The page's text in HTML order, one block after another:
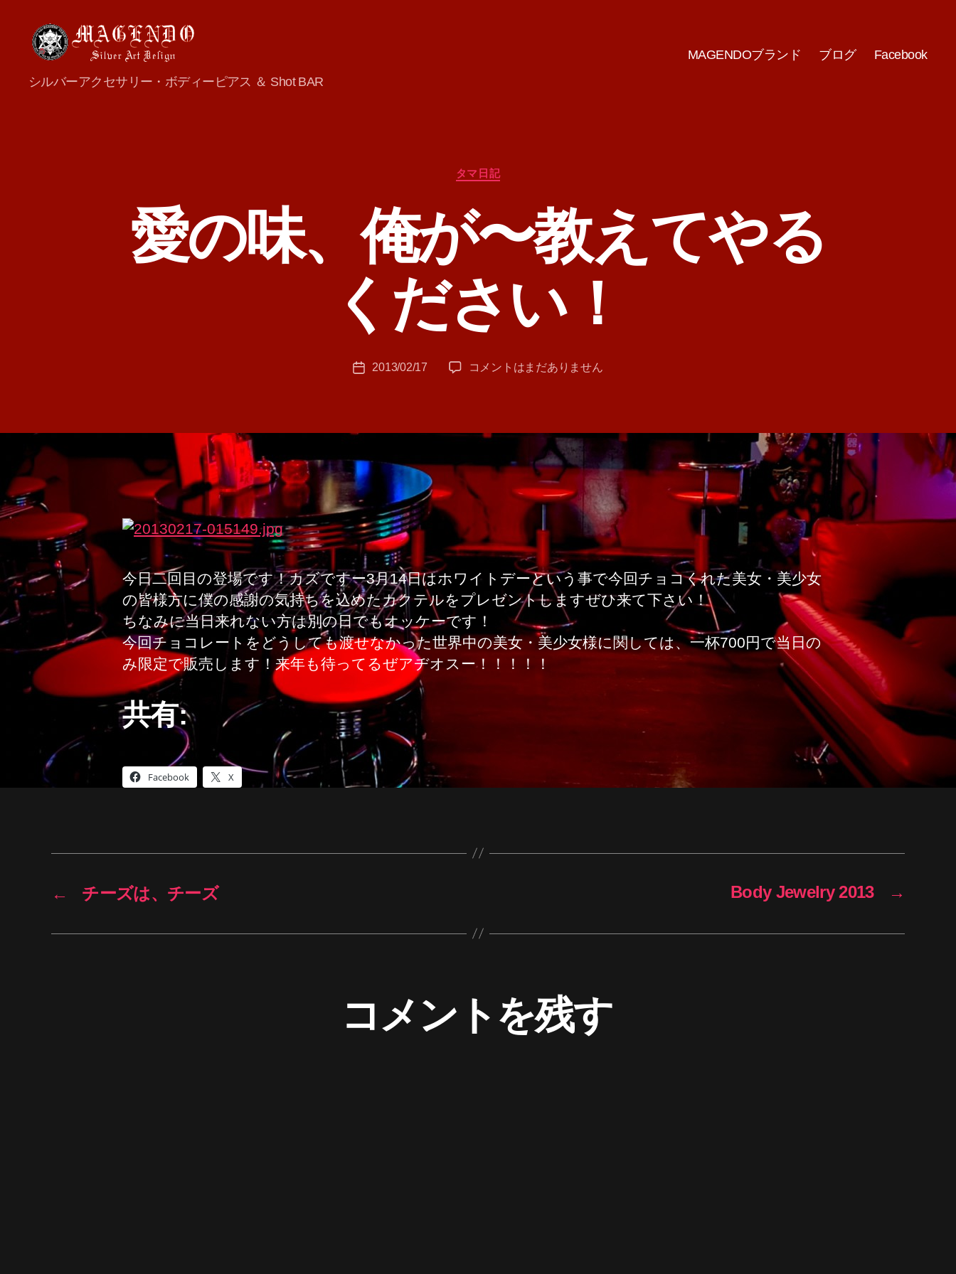
MAGENDO
JAPAN
シルバーアクセサリー・ボディーピアス ＆ Shot BAR
MAGENDOブランド ブログ Facebook
カ
テ
リ
ー
タマ日記
愛の味、俺が〜教えてやる
ください！
作
成
T
投
2013/02/17
愛
が〜
え
て
や
く
だ
さ
い！
へ
の
コメントはまだありません
今日二回目の登場です！カズですー3月14日はホワイトデーという事で今回チョコくれた美女・美少女
の皆様方に僕の感謝の気持ちを込めたカクテルをプレゼントしますぜひ来て下さい！
ちなみに当日来れない方は別の日でもオッケーです！
今回チョコレートをどうしても渡せなかった世界中の美女・美少女様に関しては、一杯700円で当日の
み限定で販売します！来年も待ってるぜアヂオスー！！！！！
共有:
Facebook X
← チーズは、チーズ →
Body Jewelry 2013
コメントを残す